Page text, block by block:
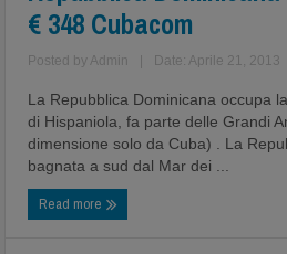
€ 348 Cubacom
Posted by Admin Date: Aprile 21, 2013
La Repubblica Dominicana occupa
di Hispaniola, fa parte delle Grandi
dimensione solo da Cuba) . La
bagnata a sud dal Mar dei ...
Read more